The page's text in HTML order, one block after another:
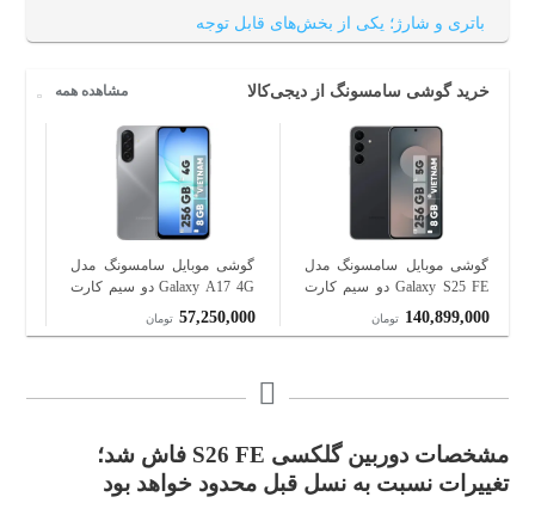
باتری و شارژ؛ یکی از بخش‌های قابل توجه
جمع‌بندی
خرید گوشی سامسونگ از دیجی‌کالا مشاهده همه
گوشی موبایل سامسونگ مدل
Galaxy S25 FE دو سیم کارت
گیگابایت - ویتنام
140,899,000 تومان
گوشی موبایل سامسونگ مدل
Galaxy A17 4G دو سیم کارت
گیگابایت - ویتنام
57,250,000 تومان
مشخصات دوربین گلکسی S26 FE فاش شد؛
تغییرات نسبت به نسل قبل محدود خواهد بود